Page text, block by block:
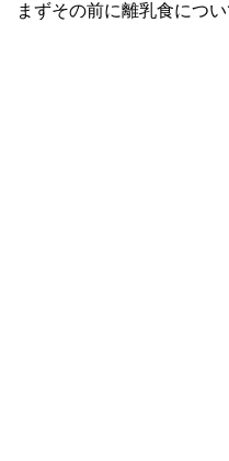
まずその前に離乳食につ